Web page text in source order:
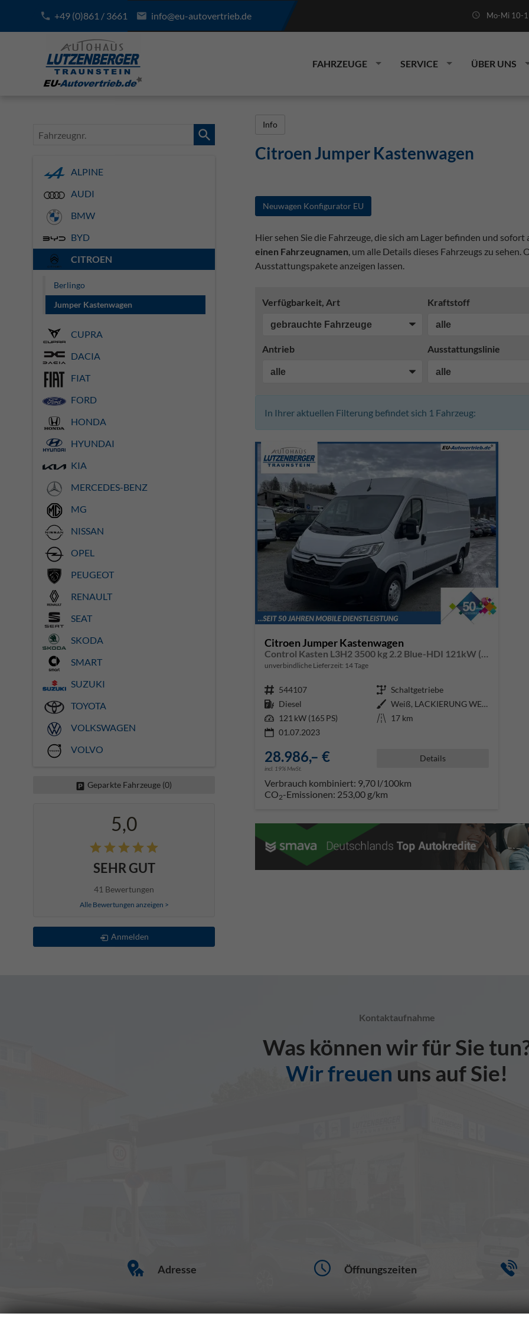
+49 (0)861 / 3661 info@eu-autovertrieb.de Mo-Mi 10-
FAHRZEUGE SERVICE ÜBER UNS
Info
Citroen Jumper Kastenwagen
Neuwagen Konfigurator EU
Hier sehen Sie die Fahrzeuge, die sich am Lager befinden und
einen Fahrzeugnamen , um alle Details dieses Fahrzeugs zu
Ausstattungspakete anzeigen lassen.
Verfügbarkeit, Art Kraftstoff
Antrieb Ausstattungslinie
In Ihrer aktuellen Filterung befindet sich 1 Fahrzeug:
Citroen Jumper Kastenwagen
Control Kasten L3H2 3500 kg 2.2 Blue-HDI 121kW (165 PS) 2 Jahre Garantie
unverbindliche Lieferzeit: 14 Tage
Fahrzeugnr. 544107 Getriebe Schaltgetriebe
Kraftstoff Diesel Außenfarbe
Weiß, LACKIERUNG WEISS ICY/DECK
Leistung 121 kW (165 PS) Kilometerstand 17 km
01.07.2023
28.986,– €
incl. 19% MwSt.
Details
Verbrauch kombiniert: 9,70 l/100km
CO2-Emissionen: 253,00 g/km
Fahrzeugnr.
ALPINE
AUDI
BMW
BYD
CITROEN
Berlingo
Jumper Kastenwagen
CUPRA
DACIA
FIAT
FORD
HONDA
HYUNDAI
KIA
MERCEDES-BENZ
MG
NISSAN
OPEL
PEUGEOT
RENAULT
SEAT
SKODA
SMART
SUZUKI
TOYOTA
VOLKSWAGEN
VOLVO
Geparkte Fahrzeuge (0)
5,0
SEHR GUT
41 Bewertungen
Alle Bewertungen anzeigen >
Anmelden
Kontaktaufnahme
Was können wir für Sie
Wir freuen uns auf Sie!
Adresse Öffnungszeiten